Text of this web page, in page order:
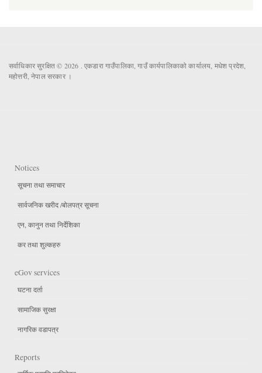
सर्वाधिकार सुरक्षित © 2026 . एकडारा गाउँपालिका, गाउँ कार्यपालिकाको कार्यालय, मधेश प्रदेश,
महोत्तरी, नेपाल सरकार ।
Notices
सूचना तथा समाचार
सार्वजनिक खरीद /बोलपत्र सूचना
एन, कानुन तथा निर्देशिका
कर तथा शुल्कहरु
eGov services
घटना दर्ता
सामाजिक सुरक्षा
नागरिक वडापत्र
Reports